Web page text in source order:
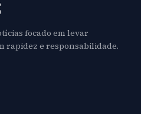
focado em levar
rapidez e responsabilidade.